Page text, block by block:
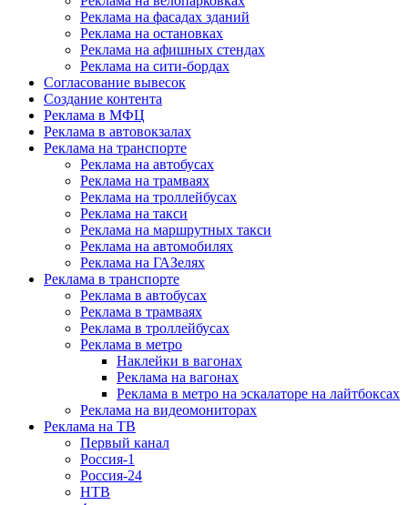
Реклама на фасадах зданий
Реклама на остановках
Реклама на афишных стендах
Реклама на сити-бордах
Согласование вывесок
Создание контента
Реклама в МФЦ
Реклама в автовокзалах
Реклама на транспорте
Реклама на автобусах
Реклама на трамваях
Реклама на троллейбусах
Реклама на такси
Реклама на маршрутных такси
Реклама на автомобилях
Реклама на ГАЗелях
Реклама в транспорте
Реклама в автобусах
Реклама в трамваях
Реклама в троллейбусах
Реклама в метро
Наклейки в вагонах
Реклама на вагонах
Реклама в метро на эскалаторе на лайтбоксах
Реклама на видеомониторах
Реклама на ТВ
Первый канал
Россия-1
Россия-24
НТВ